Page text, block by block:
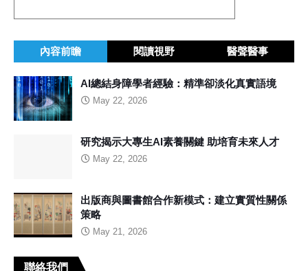
內容前瞻 閱讀視野 醫聲醫事
AI總結身障學者經驗：精準卻淡化真實語境
May 22, 2026
研究揭示大專生AI素養關鍵 助培育未來人才
May 22, 2026
出版商與圖書館合作新模式：建立實質性關係
策略
May 21, 2026
聯絡我們